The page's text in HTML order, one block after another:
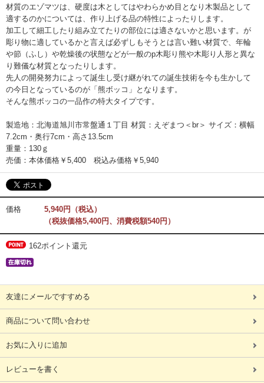
材質のエゾマツは、硬度は木としてはやわらかめ目となり木製品として
適するのかについては、作り上げる品の特性によったりします。
加工して細工したり組み立てたりの部位には適さないかと思います。が
彫り物に適しているかと言えば必ずしもそうとは言い難い材質で、年輪
や節（ふし）や乾燥後の状態などが一般のp木彫り熊や木彫り人形と異な
り難儀な材質となったりします。
先人の開発努力によって誕生し受け継がれての誕生技術を今も生かして
の今日となっているのが「熊ボッコ」となります。
そんな熊ボッコの一品作の特大タイプです。
製造地：北海道旭川市常盤通１丁目 材質：えぞまつ＜br＞ サイズ：横幅
7.2cm・奥行7cm・高さ13.5cm
重量：130ｇ
売価：本体価格￥5,400 税込み価格￥5,940
価格
5,940円（税込）
（税抜価格5,400円、消費税額540円）
162ポイント還元
友達にメールですすめる
商品について問い合わせ
お気に入りに追加
レビューを書く